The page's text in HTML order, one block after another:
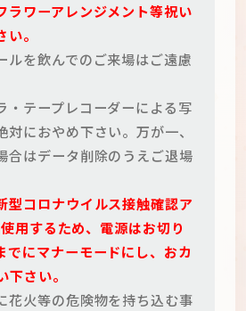
ラワーアレンジメント等祝い
。
ルを飲んでのご来場はご遠慮
・テープレコーダーによる写
対におやめ下さい。万が一、
合はデータ削除のうえご退場
型コロナウイルス接触確認ア
用するため、電源はお切り
でにマナーモードにし、おカ
さい。
花火等の危険物を持ち込む事